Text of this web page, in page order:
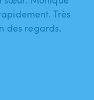
Très
des regards.